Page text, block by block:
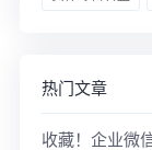
热门文章
收藏！企业微